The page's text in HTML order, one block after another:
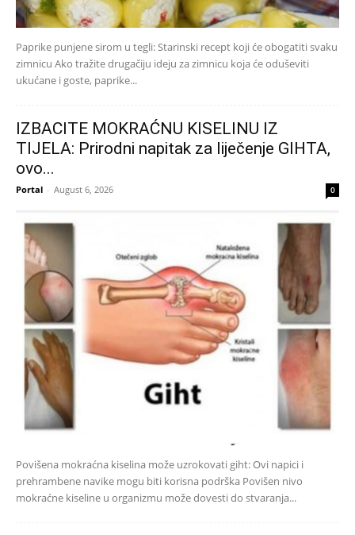
Paprike punjene sirom u tegli: Starinski recept koji će obogatiti svaku
zimnicu Ako tražite drugačiju ideju za zimnicu koja će oduševiti
ukućane i goste, paprike...
IZBACITE MOKRAĆNU KISELINU IZ
TIJELA: Prirodni napitak za liječenje GIHTA,
ovo...
Portal - August 6, 2026 0
Povišena mokraćna kiselina može uzrokovati giht: Ovi napici i
prehrambene navike mogu biti korisna podrška Povišen nivo
mokraćne kiseline u organizmu može dovesti do stvaranja...